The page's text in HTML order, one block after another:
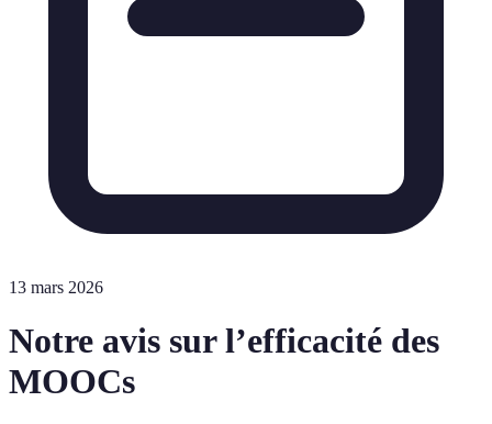
13 mars 2026
Notre avis sur l’efficacité des
MOOCs